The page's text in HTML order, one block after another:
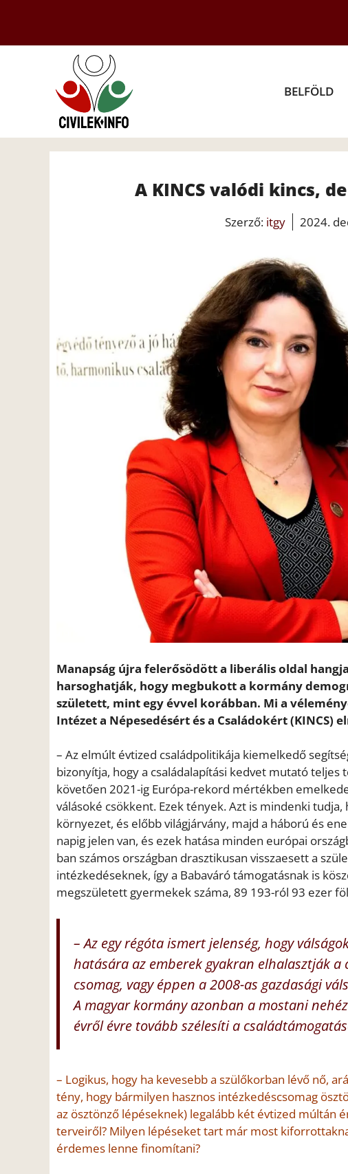
tartalomba
BELFÖLD
A KINCS valódi kincs,
Szerző: itgy 2024.
Manapság újra felerősödött a liberális oldal
harsoghatják, hogy megbukott a kormány
született, mint egy évvel korábban. Mi a
Intézet a Népesedésért és a Családokért (KINCS)
– Az elmúlt évtized családpolitikája kiemelkedő
bizonyítja, hogy a családalapítási kedvet mutató
követően 2021-ig Európa-rekord mértékben
válásoké csökkent. Ezek tények. Azt is mindenki
környezet, és előbb világjárvány, majd a háború és
napig jelen van, és ezek hatása minden európai
ban számos országban drasztikusan visszaesett a
intézkedéseknek, így a Babaváró támogatásnak is
megszületett gyermekek száma, 89 193-ról 93 ezer
– Az egy régóta ismert jelenség, hogy
hatására az emberek gyakran elhalasztják
csomag, vagy éppen a 2008-as gazdasági
A magyar kormány azonban a mostani
évről évre tovább szélesíti a
– Logikus, hogy ha kevesebb a szülőkorban lévő nő,
tény, hogy bármilyen hasznos intézkedéscsomag
az ösztönző lépéseknek) legalább két évtized múltán
terveiről? Milyen lépéseket tart már most
érdemes lenne finomítani?